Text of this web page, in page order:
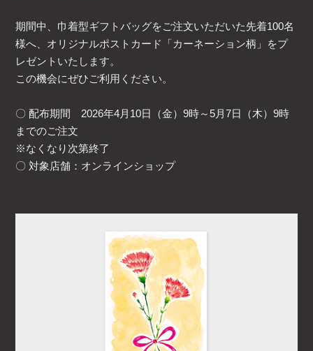
期間中、巾着型ギフトバッグをご注文いただいた先着100名
様へ、オリジナルポストカード「カーネーション柄」をプ
レゼントいたします。
この機会にぜひご利用ください。
〇 配布期間 2026年4月10日（金）9時～5月7日（木）9時
までのご注文
※なくなり次第終了
〇 対象店舗：オンラインショップ